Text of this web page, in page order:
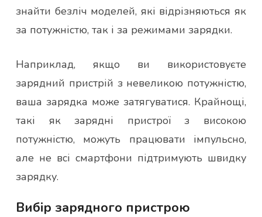
знайти безліч моделей, які відрізняються як
за потужністю, так і за режимами зарядки.
Наприклад, якщо ви використовуєте
зарядний пристрій з невеликою потужністю,
ваша зарядка може затягуватися. Крайнощі,
такі як зарядні пристрої з високою
потужністю, можуть працювати імпульсно,
але не всі смартфони підтримують швидку
зарядку.
Вибір зарядного пристрою